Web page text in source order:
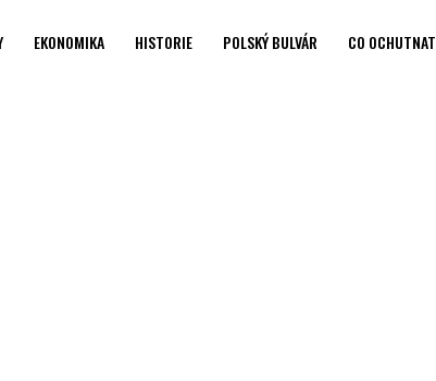
EKONOMIKA HISTORIE POLSKÝ BULVÁR CO OCHUTNAT